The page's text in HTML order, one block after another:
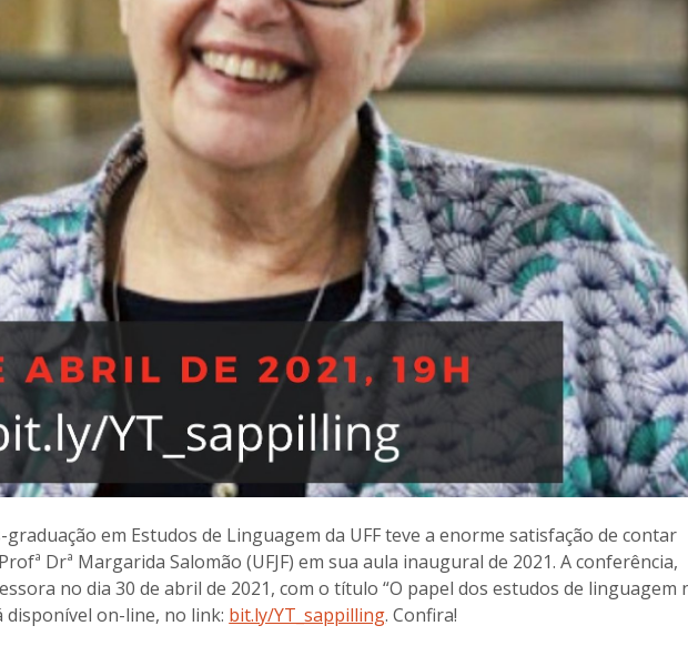
em Estudos de Linguagem da UFF teve a enorme satisfação de contar
Drª Margarida Salomão (UFJF) em sua aula inaugural de 2021. A conferência,
no dia 30 de abril de 2021, com o título “O papel dos estudos de linguagem
disponível on-line, no link: bit.ly/YT_sappilling. Confira!